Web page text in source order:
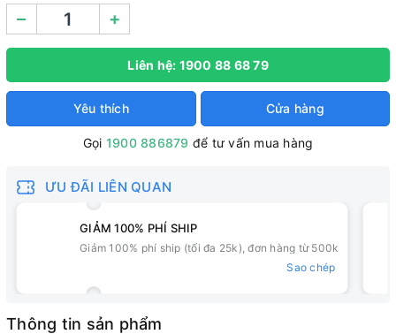
– +
Liên hệ: 1900 88 68 79
Yêu thích Cửa hàng
Gọi 1900 886879 để tư vấn mua hàng
ƯU ĐÃI LIÊN QUAN
GIẢM 100% PHÍ SHIP
Giảm 100% phí ship (tối đa 25k), đơn hàng từ 500k
Sao chép
Thông tin sản phẩm